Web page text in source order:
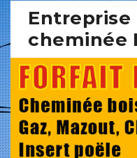
cheminée